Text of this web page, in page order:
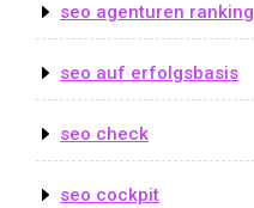
seo agenturen ranking
seo auf erfolgsbasis
seo check
seo cockpit